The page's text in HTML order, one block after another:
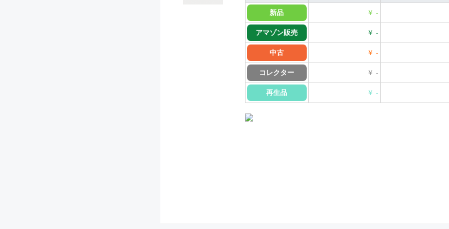
新品 ￥ -
アマゾン販売 ￥ -
中古 ￥ -
コレクター ￥ -
再生品 ￥ -